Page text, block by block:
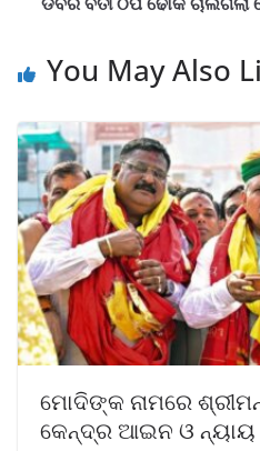
You May Also
ମୋଦିଙ୍କ ନାମରେ
କେନ୍ଦ୍ର ଆଇନ ଓ ନ୍ୟାୟ